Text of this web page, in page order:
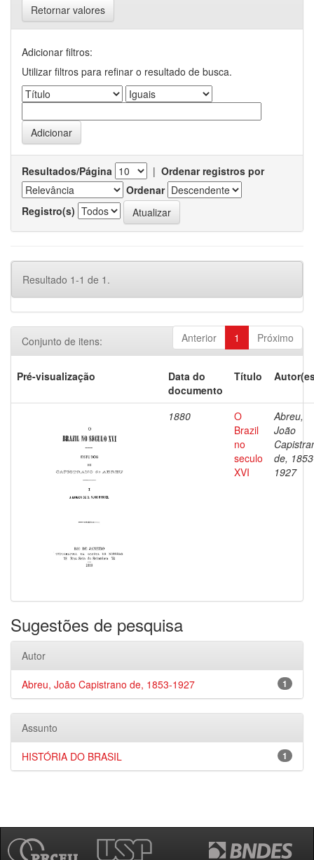
Retornar valores
Adicionar filtros:
Utilizar filtros para refinar o resultado de busca.
Resultados/Página | Ordenar registros por
Ordenar
Registro(s)
Resultado 1-1 de 1.
Anterior 1 Próximo
Conjunto de itens:
Pré-visualização
Data do
documento
Título
1880
O
Brazil
no
seculo
XVI
Abreu,
João
de,
1927
Sugestões de pesquisa
Autor
1
Abreu, João Capistrano de, 1853-1927
Assunto
1
HISTÓRIA DO BRASIL